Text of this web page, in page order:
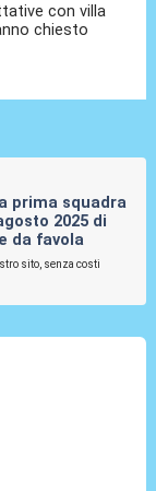
con villa
chiesto
prima squadra
2025 di
da favola
sito, senza costi